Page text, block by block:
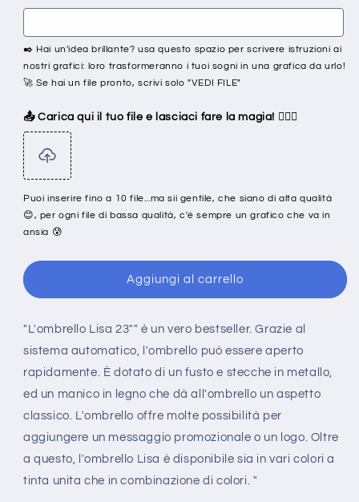
✒️ Hai un'idea brillante? usa questo spazio per scrivere istruzioni ai
nostri grafici: loro trasformeranno i tuoi sogni in una grafica da urlo!
🚀 Se hai un file pronto, scrivi solo "VEDI FILE"
📤 Carica qui il tuo file e lasciaci fare la magia! 🧙‍♂️✨
Puoi inserire fino a 10 file...ma sii gentile, che siano di alta qualità
😊, per ogni file di bassa qualità, c'è sempre un grafico che va in
ansia 😰
Aggiungi al carrello
"L'ombrello Lisa 23"" è un vero bestseller. Grazie al
sistema automatico, l'ombrello può essere aperto
rapidamente. È dotato di un fusto e stecche in metallo,
ed un manico in legno che dà all'ombrello un aspetto
classico. L'ombrello offre molte possibilità per
aggiungere un messaggio promozionale o un logo. Oltre
a questo, l'ombrello Lisa è disponibile sia in vari colori a
tinta unita che in combinazione di colori. "